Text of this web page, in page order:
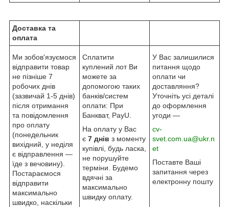
Доставка та
оплата
Ми зобов'язуємося
відправити товар
не пізніше 7
робочих днів
(зазвичай 1-5 днів)
після отримання
та повідомлення
про оплату
(понедельник
вихідний, у неділя
є відправлення —
їде з вечовину).
Постараємося
відправити
максимально
швидко, наскільки
Сплатити
куплений лот Ви
можете за
допомогою таких
банків/систем
оплати: При
Банкват, PayU.
На оплату у Вас
є 7 днів з моменту
купівлі, будь ласка,
не порушуйте
терміни. Будемо
вдячні за
максимально
швидку оплату.
У Вас залишилися
питання щодо
оплати чи
доставляння?
Уточніть усі деталі
до оформлення
угоди —
cv-
svet.com.ua@ukr.n
et
Поставте Ваші
запитання через
електронну пошту